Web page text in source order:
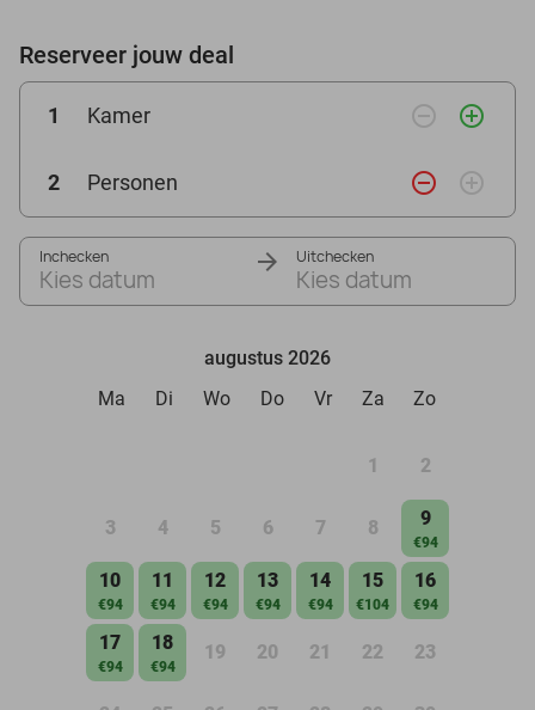
Reserveer jouw deal
1 Kamer remove_circle_outline add_circle_outline
2 Personen remove_circle_outline add_circle_outline
Inchecken
Kies datum
Uitchecken
Kies datum
augustus 2026
Ma
Di Wo Do Vr Za Zo
1 2
3 4 5 6 7 8 9
€94
10
€94
11
€94
12
€94
13
€94
14
€94
15
€104
16
€94
17
€94
18
€94
19 20 21 22 23